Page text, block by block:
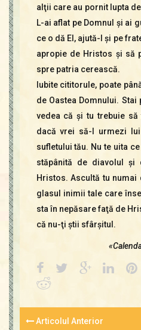
alţii care au pornit lupta
L-ai aflat pe Domnul şi ai
ce o dă El, ajută-l şi pe
apropie de Hristos şi să
spre patria cerească.
Iubite cititorule, poate
de Oastea Domnului.
vedea că şi tu trebuie
dacă vrei să-I urmezi
sufletului tău. Nu te uita
stăpânită de diavolul
Hristos. Ascultă tu
glasul inimii tale care
sta în nepăsare faţă de
că nu-ţi ştii sfârşitul.
Articolul Anterior